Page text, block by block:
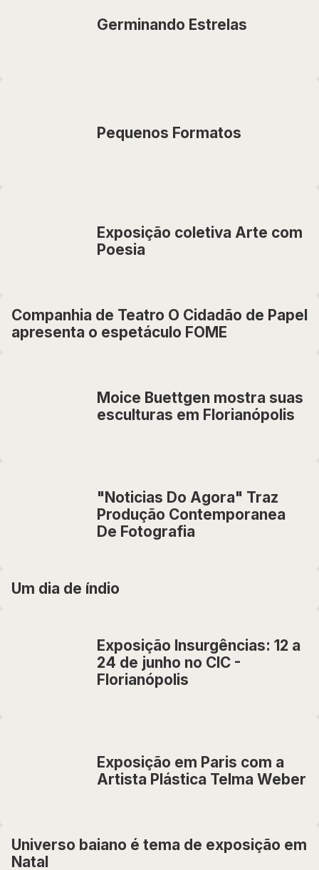
Germinando Estrelas
Pequenos Formatos
Exposição coletiva Arte com
Poesia
Companhia de Teatro O Cidadão de Papel
apresenta o espetáculo FOME
Moice Buettgen mostra suas
esculturas em Florianópolis
"Noticias Do Agora" Traz
Produção Contemporanea
De Fotografia
Um dia de índio
Exposição Insurgências: 12 a
24 de junho no CIC -
Florianópolis
Exposição em Paris com a
Artista Plástica Telma Weber
Universo baiano é tema de exposição em
Natal